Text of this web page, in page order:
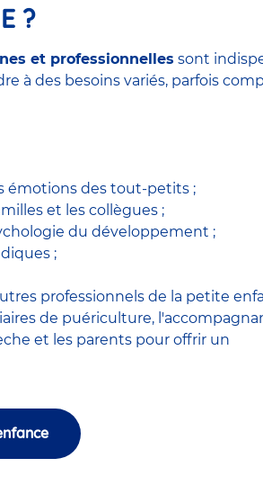
?
et professionnelles sont
à des besoins variés, parfois
émotions des tout-petits ;
et les collègues ;
du développement ;
;
professionnels de la petite
de puériculture,
et les parents pour offrir un